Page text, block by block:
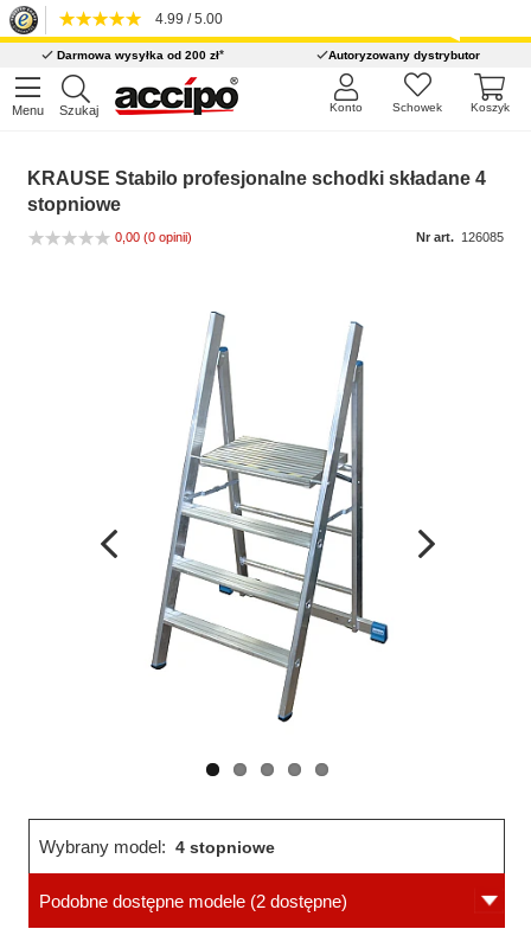
4.99 / 5.00
Darmowa wysyłka od 200 zł* Autoryzowany dystrybutor
Menu Szukaj Koszyk
Schowek
Konto
KRAUSE Stabilo profesjonalne schodki składane 4
stopniowe
0,00 (0 opinii) Nr art. 126085
Wcześniejsza
Wybrany model: 4 stopniowe
Podobne dostępne modele (2 dostępne)